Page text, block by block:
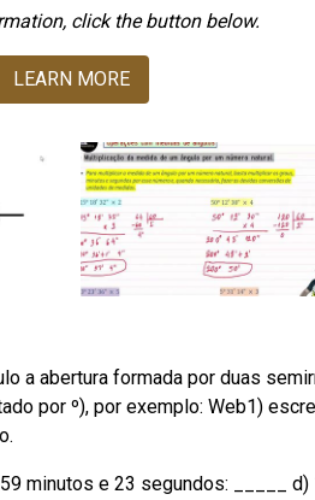
click the button below.
LEARN MORE
a abertura formada por duas
por º), por exemplo: Web1)
minutos e 23 segundos: _____